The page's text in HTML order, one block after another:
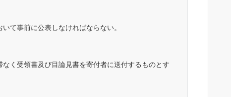
て事前に公表しなければならない。
く受領書及び目論見書を寄付者に送付するものとす